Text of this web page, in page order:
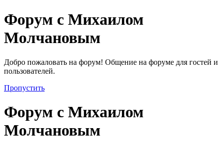
Форум с Михаилом
Молчановым
Добро пожаловать на форум! Общение на форуме для гостей и
пользователей.
Пропустить
Форум с Михаилом
Молчановым